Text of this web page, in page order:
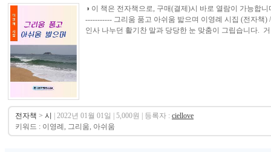
◑ 이 책은 전자책으로, 구매(결제)시 바로 열람이 가능합
----------- 그리움 품고 아쉬움 밟으며 이영례 시집 (전자
인사 나누던 활기찬 말과 당당한 눈 맞춤이 그립습니다.
전자책 > 시 | 2022년 01월 01일 | 5,000원 | 등록자 : ciellove
키워드 : 이영례, 그리움, 아쉬움